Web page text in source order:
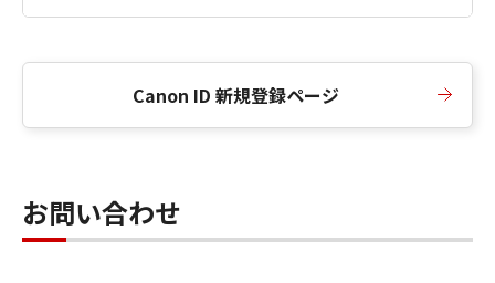
Canon ID 新規登録ページ
お問い合わせ